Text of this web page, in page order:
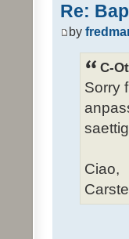
Re:
by
C-
Sorry
Ciao,